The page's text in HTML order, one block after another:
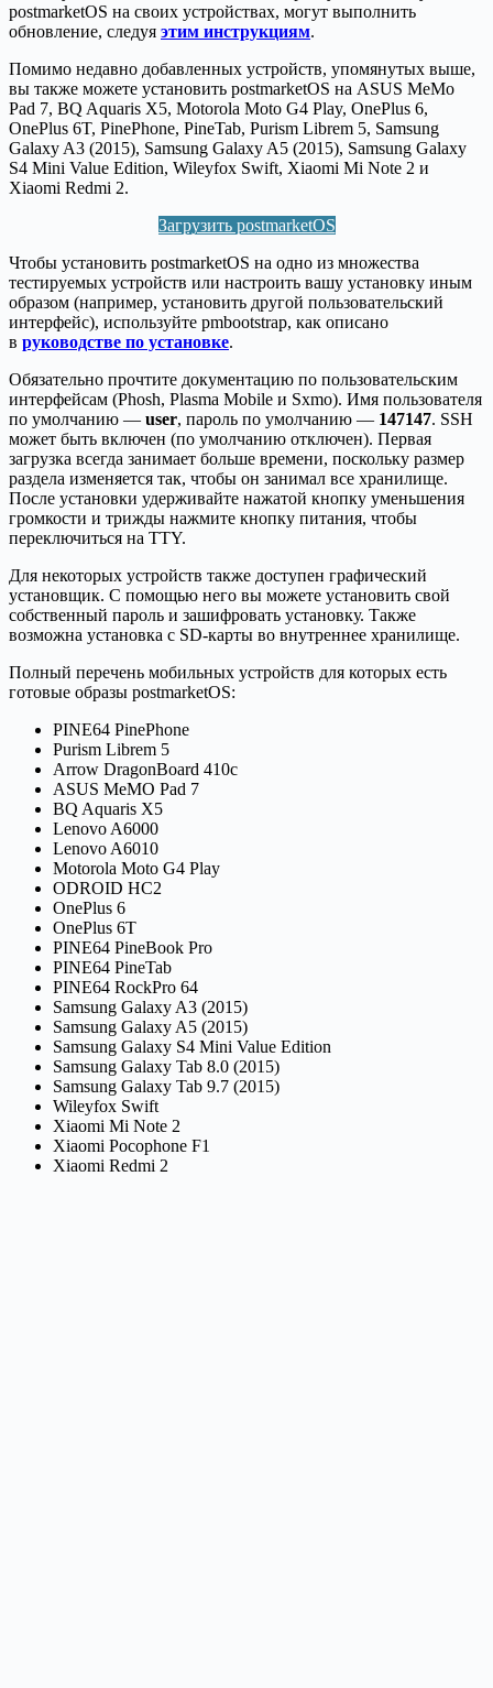
postmarketOS на своих устройствах, могут выполнить
обновление, следуя этим инструкциям.
Помимо недавно добавленных устройств, упомянутых выше,
вы также можете установить postmarketOS на ASUS MeMo
Pad 7, BQ Aquaris X5, Motorola Moto G4 Play, OnePlus 6,
OnePlus 6T, PinePhone, PineTab, Purism Librem 5, Samsung
Galaxy A3 (2015), Samsung Galaxy A5 (2015), Samsung Galaxy
S4 Mini Value Edition, Wileyfox Swift, Xiaomi Mi Note 2 и
Xiaomi Redmi 2.
Загрузить postmarketOS
Чтобы установить postmarketOS на одно из множества
тестируемых устройств или настроить вашу установку иным
образом (например, установить другой пользовательский
интерфейс), используйте pmbootstrap, как описано
в руководстве по установке.
Обязательно прочтите документацию по пользовательским
интерфейсам (Phosh, Plasma Mobile и Sxmo). Имя пользователя
по умолчанию — user, пароль по умолчанию — 147147. SSH
может быть включен (по умолчанию отключен). Первая
загрузка всегда занимает больше времени, поскольку размер
раздела изменяется так, чтобы он занимал все хранилище.
После установки удерживайте нажатой кнопку уменьшения
громкости и трижды нажмите кнопку питания, чтобы
переключиться на TTY.
Для некоторых устройств также доступен графический
установщик. С помощью него вы можете установить свой
собственный пароль и зашифровать установку. Также
возможна установка с SD-карты во внутреннее хранилище.
Полный перечень мобильных устройств для которых есть
готовые образы postmarketOS:
PINE64 PinePhone
Purism Librem 5
Arrow DragonBoard 410c
ASUS MeMO Pad 7
BQ Aquaris X5
Lenovo A6000
Lenovo A6010
Motorola Moto G4 Play
ODROID HC2
OnePlus 6
OnePlus 6T
PINE64 PineBook Pro
PINE64 PineTab
PINE64 RockPro 64
Samsung Galaxy A3 (2015)
Samsung Galaxy A5 (2015)
Samsung Galaxy S4 Mini Value Edition
Samsung Galaxy Tab 8.0 (2015)
Samsung Galaxy Tab 9.7 (2015)
Wileyfox Swift
Xiaomi Mi Note 2
Xiaomi Pocophone F1
Xiaomi Redmi 2